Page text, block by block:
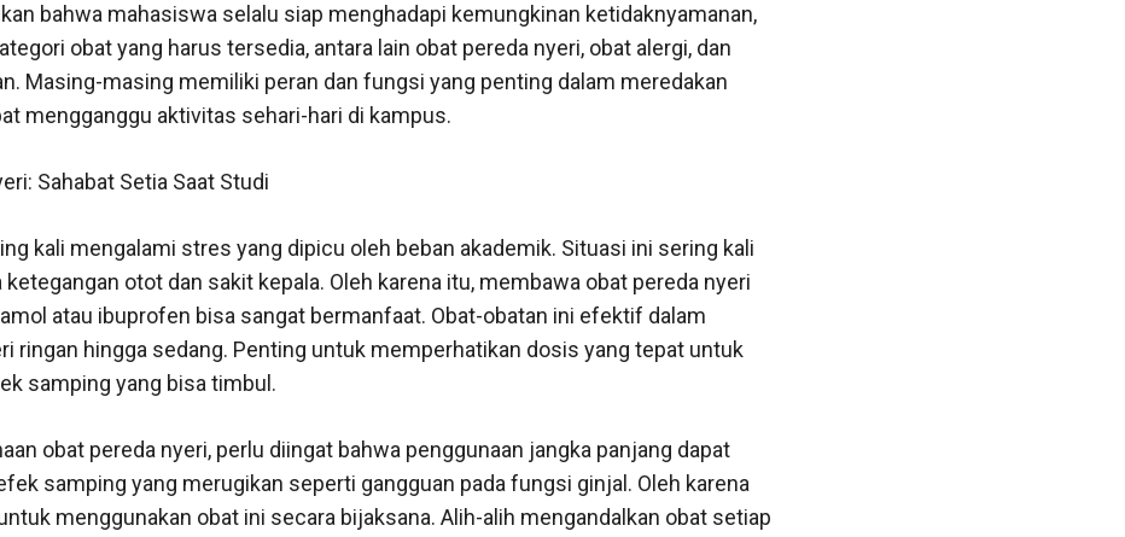
bahwa mahasiswa selalu siap menghadapi kemungkinan ketidaknyamanan,
obat yang harus tersedia, antara lain obat pereda nyeri, obat alergi, dan
Masing-masing memiliki peran dan fungsi yang penting dalam meredakan
mengganggu aktivitas sehari-hari di kampus.
Sahabat Setia Saat Studi
kali mengalami stres yang dipicu oleh beban akademik. Situasi ini sering kali
ketegangan otot dan sakit kepala. Oleh karena itu, membawa obat pereda nyeri
atau ibuprofen bisa sangat bermanfaat. Obat-obatan ini efektif dalam
ringan hingga sedang. Penting untuk memperhatikan dosis yang tepat untuk
samping yang bisa timbul.
obat pereda nyeri, perlu diingat bahwa penggunaan jangka panjang dapat
samping yang merugikan seperti gangguan pada fungsi ginjal. Oleh karena
menggunakan obat ini secara bijaksana. Alih-alih mengandalkan obat setiap